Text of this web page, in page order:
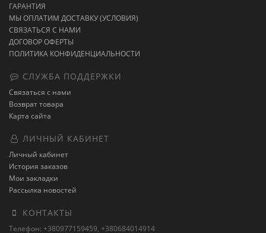
ГАРАНТИЯ
МЫ ОПЛАТИМ ДОСТАВКУ (УСЛОВИЯ)
СВЯЗАТЬСЯ С НАМИ
ДОГОВОР ОФЕРТЫ
ПОЛИТИКА КОНФИДЕНЦИАЛЬНОСТИ
СЛУЖБА ПОДДЕРЖКИ
Связаться с нами
Возврат товара
Карта сайта
ЛИЧНЫЙ КАБИНЕТ
Личный кабинет
История заказов
Мои закладки
Рассылка новостей
КОНТАКТЫ
Телефон: +380977159459, +380684014914